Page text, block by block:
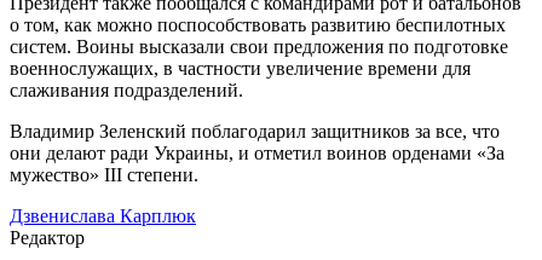
о том, как можно поспособствовать развитию беспилотных
систем. Воины высказали свои предложения по подготовке
военнослужащих, в частности увеличение времени для
слаживания подразделений.
Владимир Зеленский поблагодарил защитников за все, что
они делают ради Украины, и отметил воинов орденами «За
мужество» III степени.
Дзвенислава Карплюк
Редактор